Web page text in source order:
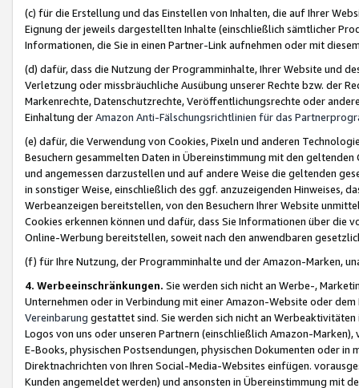
(c) für die Erstellung und das Einstellen von Inhalten, die auf Ihrer
Eignung der jeweils dargestellten Inhalte (einschließlich sämtlicher
Informationen, die Sie in einen Partner-Link aufnehmen oder mit
(d) dafür, dass die Nutzung der Programminhalte, Ihrer Website und
Verletzung oder missbräuchliche Ausübung unserer Rechte bzw. der
Markenrechte, Datenschutzrechte, Veröffentlichungsrechte oder
Einhaltung derAmazon Anti-Fälschungsrichtlinien für das
(e) dafür, die Verwendung von Cookies, Pixeln und anderen
Besuchern gesammelten Daten in Übereinstimmung mit den
und angemessen darzustellen und auf andere Weise die geltenden
in sonstiger Weise, einschließlich des ggf. anzuzeigenden Hinweises,
Werbeanzeigen bereitstellen, von den Besuchern Ihrer Website
Cookies erkennen können und dafür, dass Sie Informationen über die
Online-Werbung bereitstellen, soweit nach den anwendbaren
(f) für Ihre Nutzung, der Programminhalte und der Amazon-Marken,
4. Werbeeinschränkungen. Sie werden sich nicht an Werbe-,
Unternehmen oder in Verbindung mit einer Amazon-Website oder
Vereinbarung gestattet sind. Sie werden sich nicht an
Logos von uns oder unseren Partnern (einschließlich Amazon-
E-Books, physischen Postsendungen, physischen Dokumenten oder in
Direktnachrichten von Ihren Social-Media-Websites einfügen.
Kunden angemeldet werden) und ansonsten in Übereinstimmung mit